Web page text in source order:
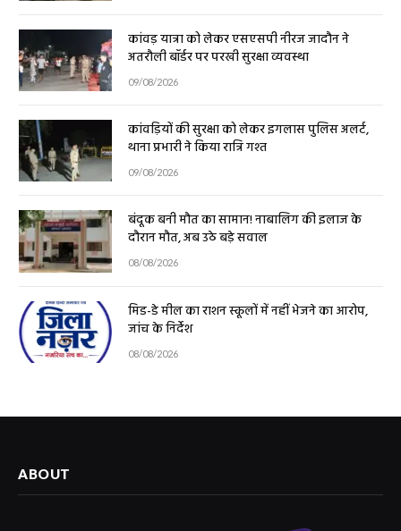
कांवड़ यात्रा को लेकर एसएसपी नीरज जादौन ने
अतरौली बॉर्डर पर परखी सुरक्षा व्यवस्था
09/08/2026
कांवड़ियों की सुरक्षा को लेकर इगलास पुलिस अलर्ट,
थाना प्रभारी ने किया रात्रि गश्त
09/08/2026
बंदूक बनी मौत का सामान! नाबालिग की इलाज के
दौरान मौत, अब उठे बड़े सवाल
08/08/2026
मिड-डे मील का राशन स्कूलों में नहीं भेजने का आरोप,
जांच के निर्देश
08/08/2026
ABOUT